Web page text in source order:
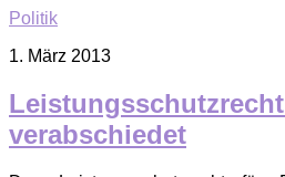
Politik
1. März 2013
verabschiedet